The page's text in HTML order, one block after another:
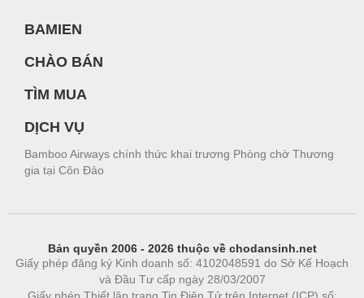
BAMIEN
CHÀO BÁN
TÌM MUA
DỊCH VỤ
Bamboo Airways chính thức khai trương Phòng chờ Thương
gia tại Côn Đảo
Bản quyền 2006 - 2026 thuộc về chodansinh.net
Giấy phép đăng ký Kinh doanh số: 4102048591 do Sở Kế Hoạch
và Đầu Tư cấp ngày 28/03/2007